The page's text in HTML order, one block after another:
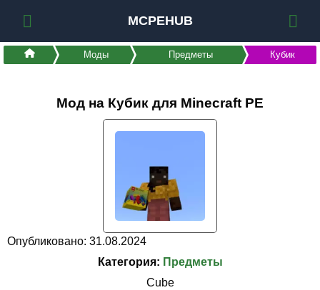
MCPEHUB
Моды Предметы Кубик
Мод на Кубик для Minecraft PE
Опубликовано: 31.08.2024
Категория: Предметы
Cube